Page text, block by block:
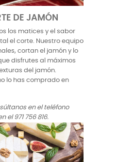
DE JAMÓN
los matices y el sabor
el corte. Nuestro equipo
cortan el jamón y lo
disfrutes al máximos
del jamón.
lo has comprado en
en el teléfono
el 971 756 816.